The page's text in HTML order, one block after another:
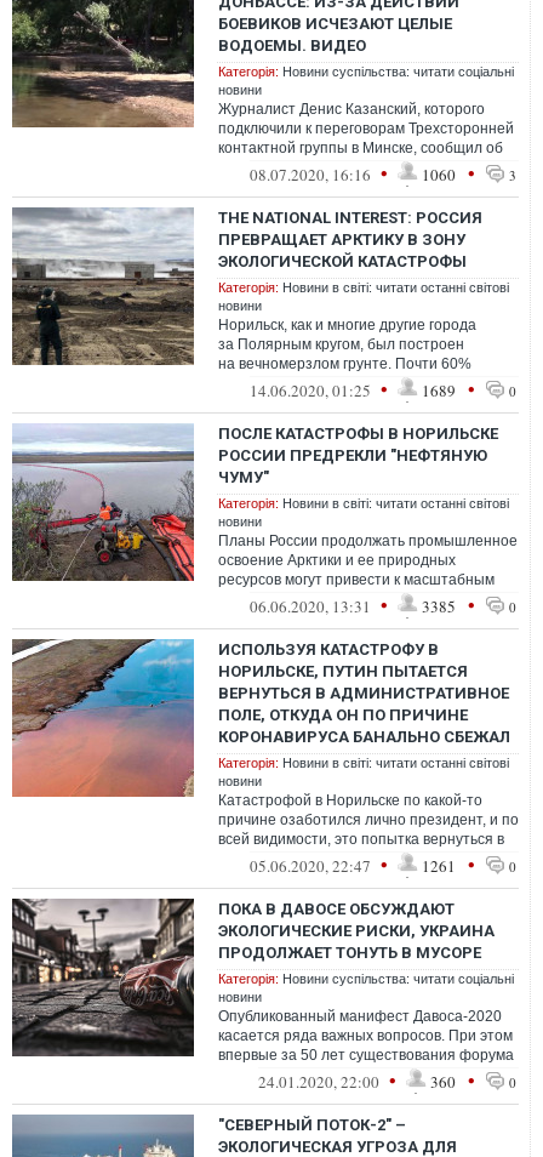
БОЕВИКОВ ИСЧЕЗАЮТ ЦЕЛЫЕ
ВОДОЕМЫ. ВИДЕО
Категорія: Новини суспільства: читати соціальні
новини
Журналист Денис Казанский, которого
подключили к переговорам Трехсторонней
контактной группы в Минске, сообщил об
экологической катастрофе на временно...
08.07.2020, 16:16 • 1060 • 3
THE NATIONAL INTEREST: РОССИЯ
ПРЕВРАЩАЕТ АРКТИКУ В ЗОНУ
ЭКОЛОГИЧЕСКОЙ КАТАСТРОФЫ
Категорія: Новини в світі: читати останні світові
новини
Норильск, как и многие другие города
за Полярным кругом, был построен
на вечномерзлом грунте. Почти 60%
зданий в Норильске постепенно
разрушаются из-з...
14.06.2020, 01:25 • 1689 • 0
ПОСЛЕ КАТАСТРОФЫ В НОРИЛЬСКЕ
РОССИИ ПРЕДРЕКЛИ "НЕФТЯНУЮ
ЧУМУ"
Категорія: Новини в світі: читати останні світові
новини
Планы России продолжать промышленное
освоение Арктики и ее природных
ресурсов могут привести к масштабным
экологическим катастрофам.
06.06.2020, 13:31 • 3385 • 0
ИСПОЛЬЗУЯ КАТАСТРОФУ В
НОРИЛЬСКЕ, ПУТИН ПЫТАЕТСЯ
ВЕРНУТЬСЯ В АДМИНИСТРАТИВНОЕ
ПОЛЕ, ОТКУДА ОН ПО ПРИЧИНЕ
КОРОНАВИРУСА БАНАЛЬНО СБЕЖАЛ
Категорія: Новини в світі: читати останні світові
новини
Катастрофой в Норильске по какой-то
причине озаботился лично президент, и по
всей видимости, это попытка вернуться в
административное поле, откуда он ...
05.06.2020, 22:47 • 1261 • 0
ПОКА В ДАВОСЕ ОБСУЖДАЮТ
ЭКОЛОГИЧЕСКИЕ РИСКИ, УКРАИНА
ПРОДОЛЖАЕТ ТОНУТЬ В МУСОРЕ
Категорія: Новини суспільства: читати соціальні
новини
Опубликованный манифест Давоса-2020
касается ряда важных вопросов. При этом
впервые за 50 лет существования форума
пять крупнейших мировых рисков явля...
24.01.2020, 22:00 • 360 • 0
"СЕВЕРНЫЙ ПОТОК-2" –
ЭКОЛОГИЧЕСКАЯ УГРОЗА ДЛЯ